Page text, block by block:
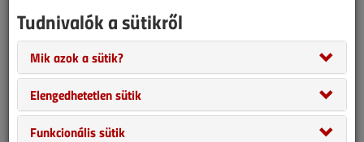
is?
Meddig érvényes a hozzáférés a megvásárolt cikkhez?
VGF&HKL előfizetés
Tudnivalók a sütikről
Mik azok a sütik?
Elengedhetetlen sütik
Funkcionális sütik